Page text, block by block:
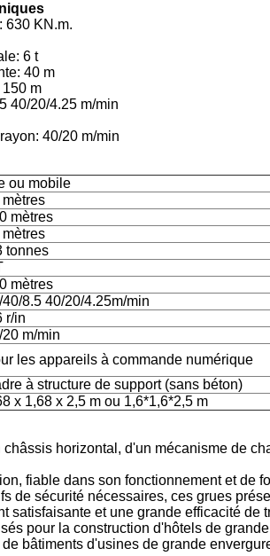
630 KN.m.
6 t
40 m
m
40/20/4.25 m/min
40/20 m/min
ou mobile
mètres
tonnes
mètres
8.5 40/20/4.25m/min
r/in
m/min
les appareils à commande numérique
à structure de support (sans béton)
x 1,68 x 2,5 m ou 1,6*1,6*2,5 m
horizontal, d'un mécanisme de
fiable dans son fonctionnement et de
de sécurité nécessaires, ces grues
satisfaisante et une grande efficacité de
pour la construction d'hôtels de
bâtiments d'usines de grande